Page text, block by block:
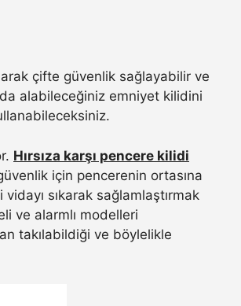
çifte güvenlik sağlayabilir ve
alabileceğiniz emniyet kilidini
Hırsıza karşı pencere kilidi
için pencerenin ortasına
sıkarak sağlamlaştırmak
ve alarmlı modelleri
takılabildiği ve böylelikle